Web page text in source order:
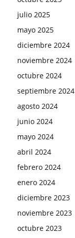
julio 2025
mayo 2025
diciembre 2024
noviembre 2024
octubre 2024
septiembre 2024
agosto 2024
junio 2024
mayo 2024
abril 2024
febrero 2024
enero 2024
diciembre 2023
noviembre 2023
octubre 2023